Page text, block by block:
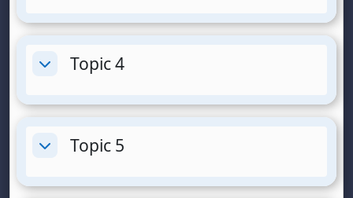
Разгъване
Topic 4
Разгъване
Topic 5